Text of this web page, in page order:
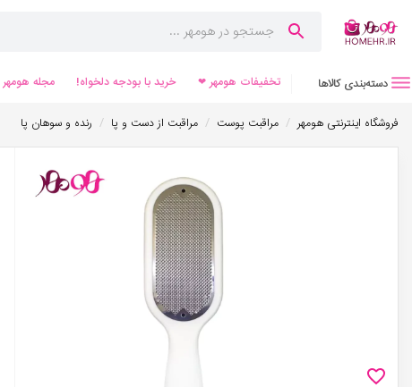
دسته‌بندی کالاها تخفیفات هومهر ❤ خرید با بودجه دلخواه! مجله هومهر
فروشگاه اینترنتی هومهر / مراقبت پوست / مراقبت از دست و پا / رنده و سوهان پا